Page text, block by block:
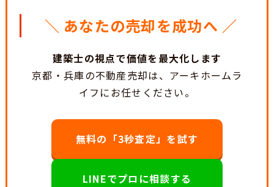
＼ あなたの売却を成功へ ／
建築士の視点で価値を最大化します
京都・兵庫の不動産売却は、アーキホームラ
イフにお任せください。
無料の「3秒査定」を試す
LINEでプロに相談する